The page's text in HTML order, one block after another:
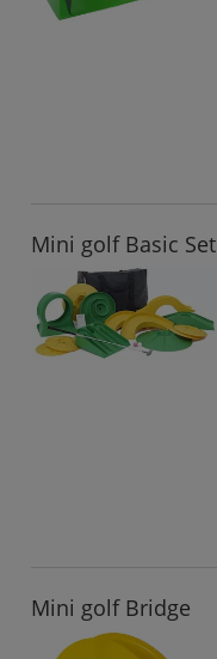
Mini golf Basic Set
Mini golf Bridge